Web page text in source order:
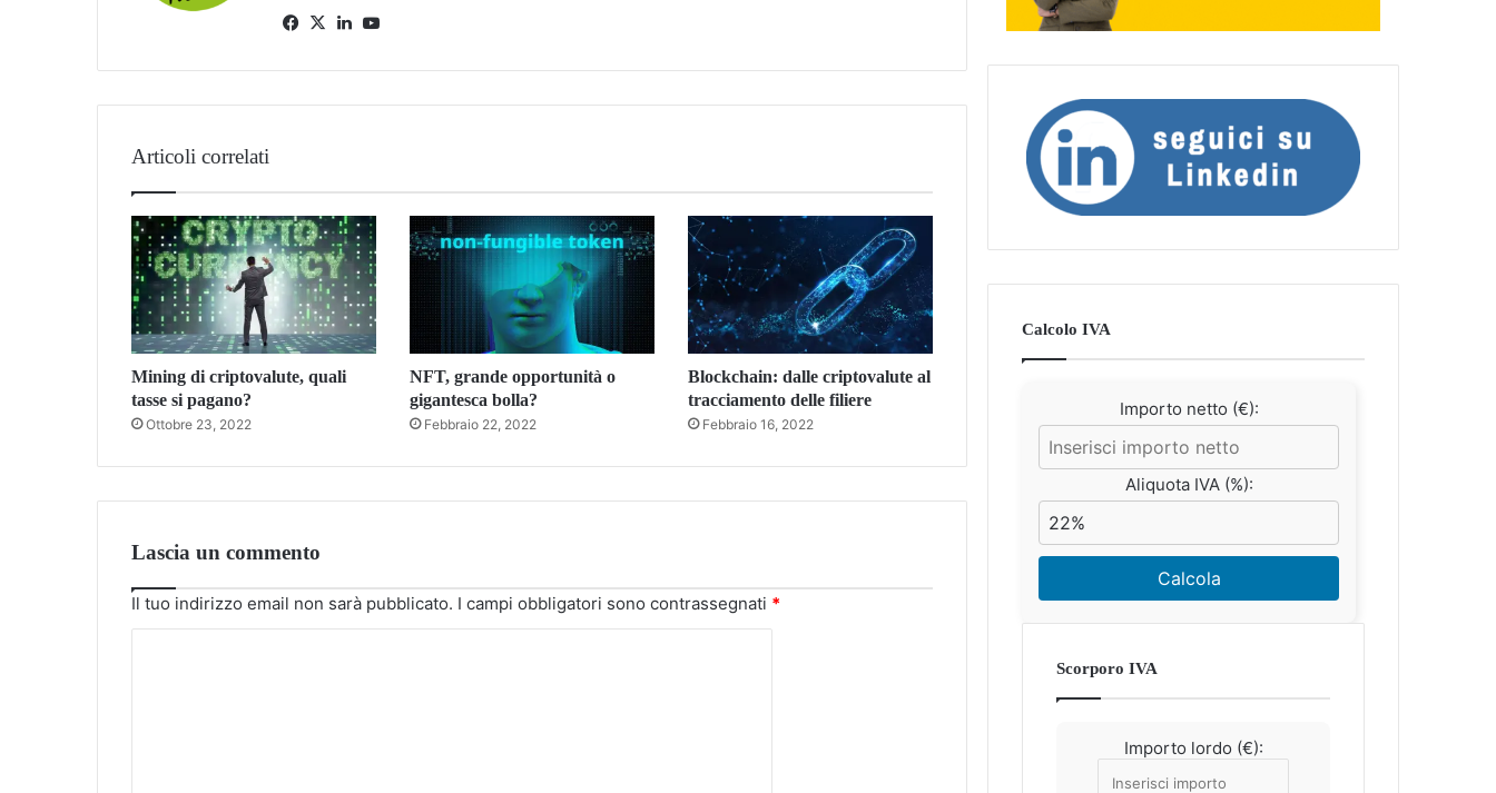
Facebook
X LinkedIn
Articoli correlati
Mining di criptovalute, quali
tasse si pagano?
Ottobre 23, 2022
NFT, grande opportunità o
gigantesca bolla?
Febbraio 22, 2022
Blockchain: dalle criptovalute al
tracciamento delle filiere
Febbraio 16, 2022
Lascia un commento
Il tuo indirizzo email non sarà pubblicato. I campi obbligatori sono contrassegnati *
Calcolo IVA
Importo netto (€):
Aliquota IVA (%):
Calcola
Scorporo IVA
Importo lordo (€):